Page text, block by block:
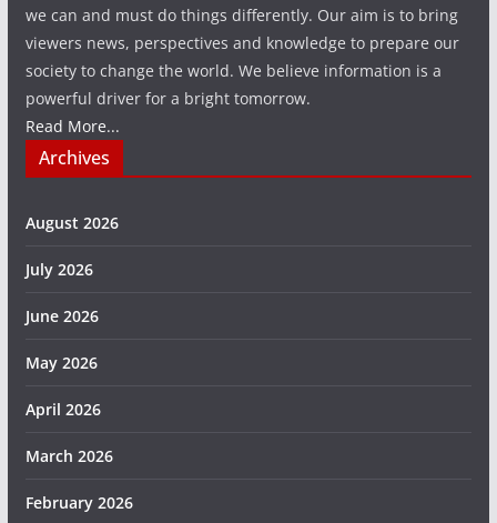
we can and must do things differently. Our aim is to bring
viewers news, perspectives and knowledge to prepare our
society to change the world. We believe information is a
powerful driver for a bright tomorrow.
Read More...
Archives
August 2026
July 2026
June 2026
May 2026
April 2026
March 2026
February 2026